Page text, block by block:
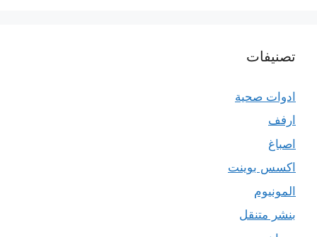
تصنيفات
ادوات صحية
ارفف
اصباغ
اكسس بوينت
المونيوم
بنشر متنقل